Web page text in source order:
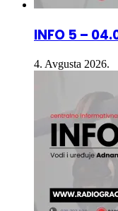
INFO 5 –
4. Avgusta 2026.